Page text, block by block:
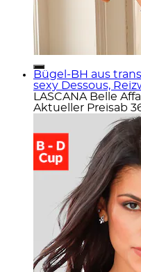
Bügel-BH aus
sexy Dessous,
LASCANA Belle
Aktueller Preisab